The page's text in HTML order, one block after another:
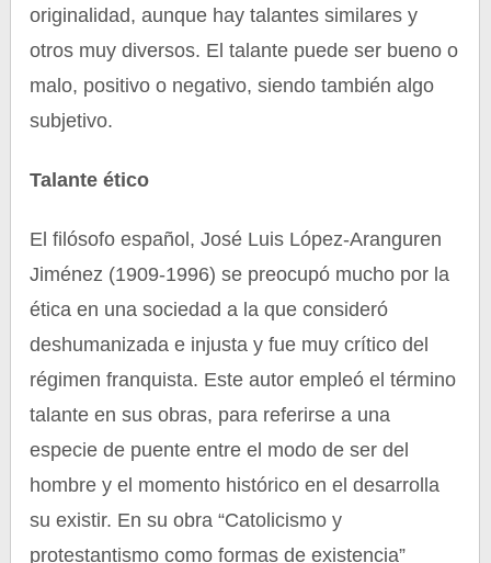
originalidad, aunque hay talantes similares y
otros muy diversos. El talante puede ser bueno o
malo, positivo o negativo, siendo también algo
subjetivo.
Talante ético
El filósofo español, José Luis López-Aranguren
Jiménez (1909-1996) se preocupó mucho por la
ética en una sociedad a la que consideró
deshumanizada e injusta y fue muy crítico del
régimen franquista. Este autor empleó el término
talante en sus obras, para referirse a una
especie de puente entre el modo de ser del
hombre y el momento histórico en el desarrolla
su existir. En su obra “Catolicismo y
protestantismo como formas de existencia”